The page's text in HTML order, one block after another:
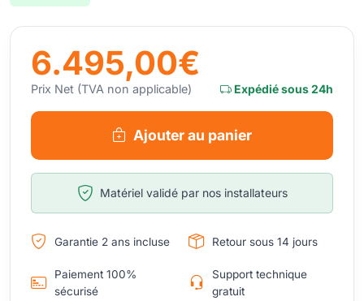
6.495,00€
Prix Net (TVA non applicable) Expédié sous 24h
Ajouter au panier
Matériel validé par nos installateurs
Garantie 2 ans incluse Retour sous 14 jours
Paiement 100%
sécurisé
Support technique
gratuit